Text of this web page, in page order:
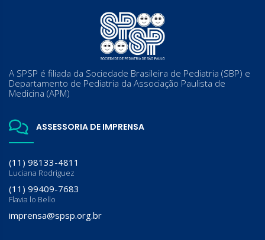
A SPSP é filiada da Sociedade Brasileira de Pediatria (SBP) e
Departamento de Pediatria da Associação Paulista de
Medicina (APM)
ASSESSORIA DE IMPRENSA
(11) 98133-4811
Luciana Rodriguez
(11) 99409-7683
Flavia lo Bello
imprensa@spsp.org.br